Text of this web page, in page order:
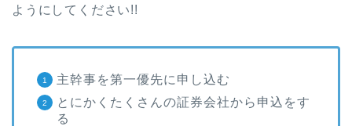
ようにしてください!!
主幹事を第一優先に申し込む
とにかくたくさんの証券会社から申込をす
る